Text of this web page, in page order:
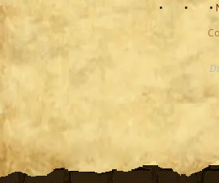
•
• •